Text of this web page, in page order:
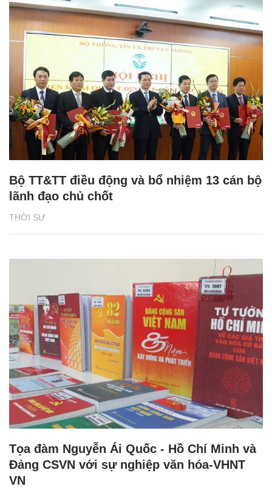
THỜI SỰ
Bộ TT&TT điều động và bổ nhiệm 13 cán bộ
lãnh đạo chủ chốt
Tọa đàm Nguyễn Ái Quốc - Hồ Chí Minh và
Đảng CSVN với sự nghiệp văn hóa-VHNT
VN